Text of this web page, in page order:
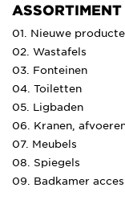
ASSORTIMENT
01. Nieuwe
02. Wastafels
03. Fonteinen
04. Toiletten
05. Ligbaden
06. Kranen,
07. Meubels
08. Spiegels
09. Badkamer